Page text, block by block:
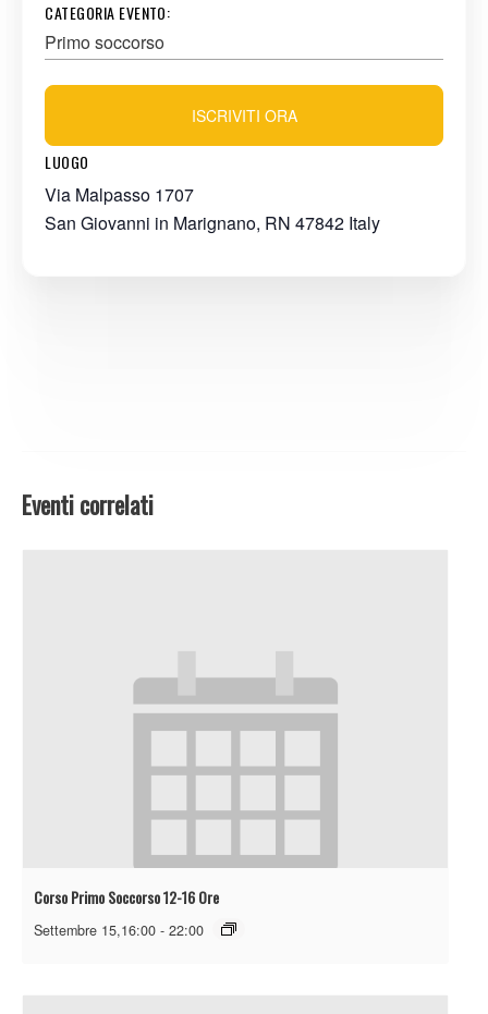
CATEGORIA EVENTO:
Primo soccorso
LUOGO
Via Malpasso 1707
San Giovanni in Marignano, RN 47842 Italy
ISCRIVITI ORA
Eventi correlati
Corso Primo Soccorso 12-16 Ore
Settembre 15,16:00 - 22:00